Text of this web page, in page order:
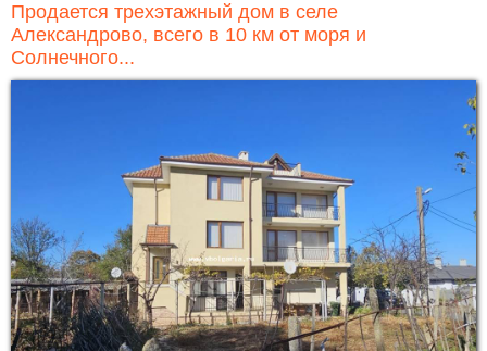
Продается трехэтажный дом в селе
Александрово, всего в 10 км от моря и
Солнечного...